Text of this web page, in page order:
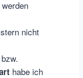
nicht
habe ich